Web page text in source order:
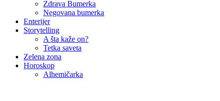
Zdrava Bumerka
Negovana bumerka
Enterijer
Storytelling
A šta kaže on?
Tetka saveta
Zelena zona
Horoskop
Alhemičarka